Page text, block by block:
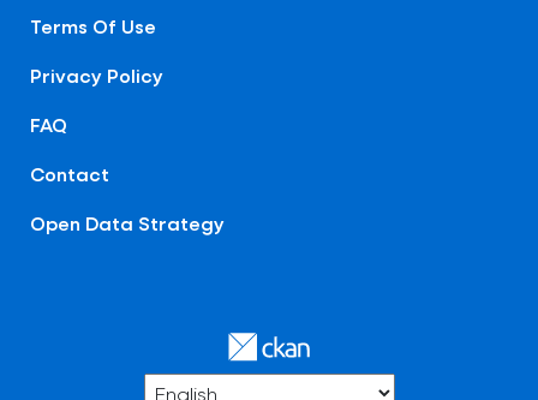
Terms Of Use
Privacy Policy
FAQ
Contact
Open Data Strategy